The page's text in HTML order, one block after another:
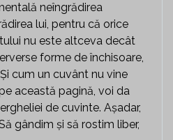
neîngrădirea
lui, pentru că orice
nu este altceva decât
forme de închisoare,
cum un cuvânt nu vine
această pagină, voi da
de cuvinte. Așadar,
gândim și să rostim liber,